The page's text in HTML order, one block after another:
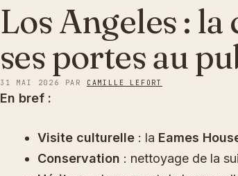
Los Angeles :
ses portes au
31 MAI 2026 PAR CAMILLE LEFORT
En bref :
Visite culturelle : la Eames
Conservation : nettoyage de la